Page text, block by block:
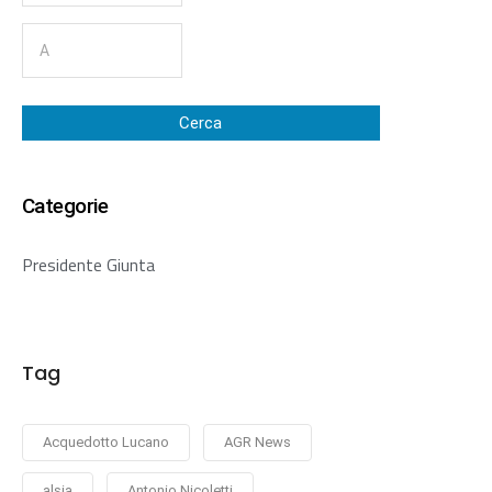
Cerca
Categorie
Presidente Giunta
Tag
Acquedotto Lucano AGR News